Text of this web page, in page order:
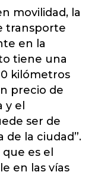
movilidad, la
transporte
en la
tiene una
kilómetros
precio de
el
ser de
de la ciudad”.
es el
en las vías